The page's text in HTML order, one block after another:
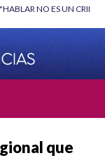
| ABELARDO
que